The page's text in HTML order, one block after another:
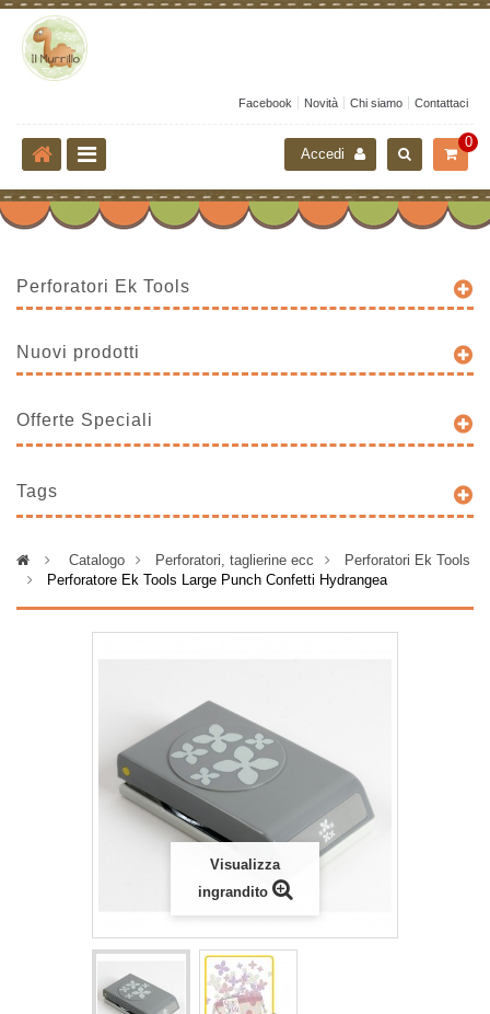
Facebook Novità Chi siamo Contattaci
0
Accedi
Perforatori Ek Tools
Nuovi prodotti
Offerte Speciali
Tags
> Catalogo > Perforatori, taglierine ecc >
Perforatori Ek Tools
>
Perforatore Ek Tools Large Punch Confetti Hydrangea
Visualizza
ingrandito